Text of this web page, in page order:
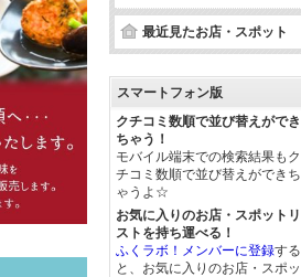
最近見たお店・スポット
スマートフォン版
クチコミ数順で並び替えができ
ちゃう！
モバイル端末での検索結果もク
チコミ数順で並び替えができち
ゃうよ☆
お気に入りのお店・スポットリ
ストを持ち運べる！
ふくラボ！メンバーに登録する
と、お気に入りのお店・スポッ